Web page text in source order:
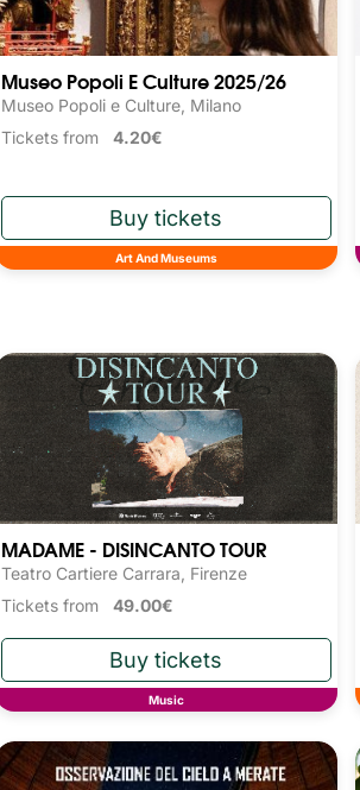
Museo Popoli E Culture 2025/26
Museo Popoli e Culture, Milano
Tickets from 4.20€
Art And Museums
MADAME - DISINCANTO TOUR
Teatro Cartiere Carrara, Firenze
Tickets from 49.00€
Music